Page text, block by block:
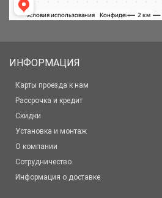
ИНФОРМАЦИЯ
Карты проезда к нам
Рассрочка и кредит
Скидки
Установка и монтаж
О компании
Сотрудничество
Информация о доставке